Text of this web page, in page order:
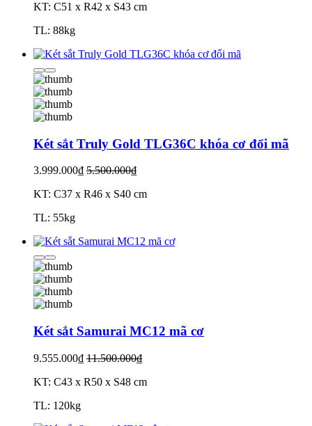
KT: C51 x R42 x S43 cm
TL: 88kg
Két sắt Truly Gold TLG36C khóa cơ đổi mã
3.999.000₫ 5.500.000₫
KT: C37 x R46 x S40 cm
TL: 55kg
Két sắt Samurai MC12 mã cơ
9.555.000₫ 11.500.000₫
KT: C43 x R50 x S48 cm
TL: 120kg